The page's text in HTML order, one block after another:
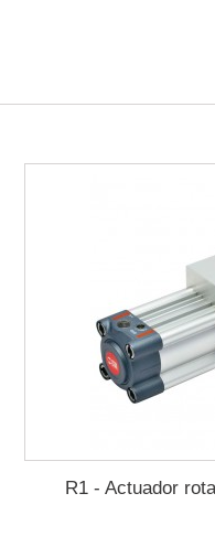
R1 - Actuador